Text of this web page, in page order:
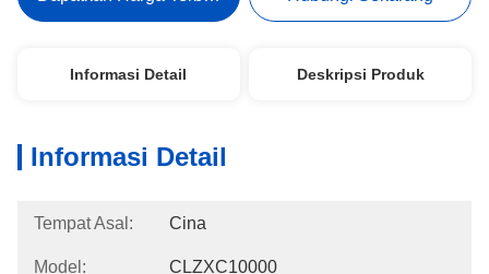
Informasi Detail Deskripsi Produk
Informasi Detail
Tempat Asal: Cina
Model: CLZXC10000